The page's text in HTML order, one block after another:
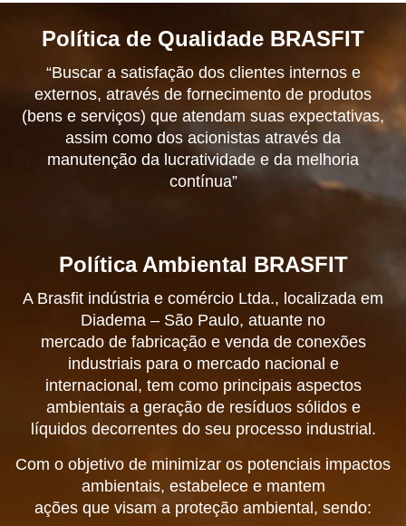
Política de Qualidade BRASFIT
“Buscar a satisfação dos clientes internos e
externos, através de fornecimento de produtos
(bens e serviços) que atendam suas expectativas,
assim como dos acionistas através da
manutenção da lucratividade e da melhoria
contínua”
Política Ambiental BRASFIT
A Brasfit indústria e comércio Ltda., localizada em
Diadema – São Paulo, atuante no
mercado de fabricação e venda de conexões
industriais para o mercado nacional e
internacional, tem como principais aspectos
ambientais a geração de resíduos sólidos e
líquidos decorrentes do seu processo industrial.
Com o objetivo de minimizar os potenciais impactos
ambientais, estabelece e mantem
ações que visam a proteção ambiental, sendo: